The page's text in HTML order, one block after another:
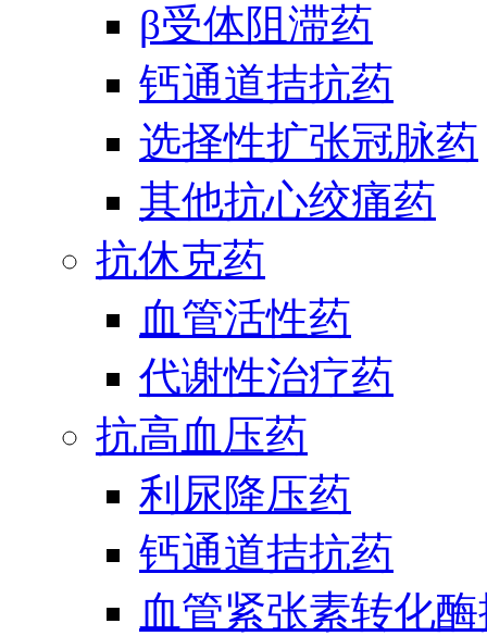
β受体阻滞药
钙通道拮抗药
选择性扩张冠脉药
其他抗心绞痛药
抗休克药
血管活性药
代谢性治疗药
抗高血压药
利尿降压药
钙通道拮抗药
血管紧张素转化